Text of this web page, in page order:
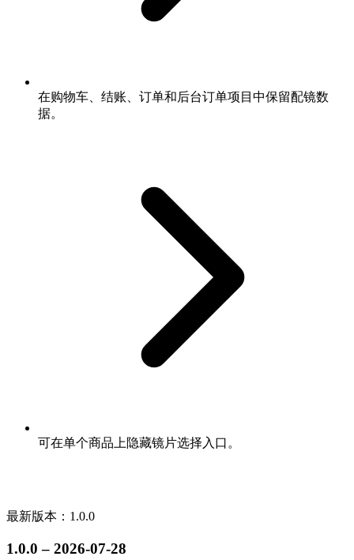
在购物车、结账、订单和后台订单项目中保留配镜数
据。
可在单个商品上隐藏镜片选择入口。
最新版本：1.0.0
1.0.0 – 2026-07-28